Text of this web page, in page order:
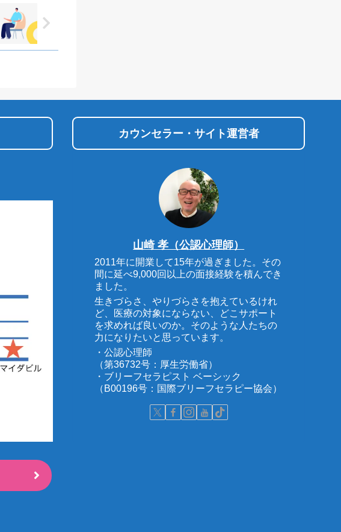
カウンセラー・サイト運営者
山崎 孝（公認心理師）
2011年に開業して15年が過ぎました。その
間に延べ9,000回以上の面接経験を積んでき
ました。
生きづらさ、やりづらさを抱えているけれ
ど、医療の対象にならない、どこサポート
を求めれば良いのか。そのような人たちの
力になりたいと思っています。
・公認心理師
（第36732号：厚生労働省）
・ブリーフセラピスト ベーシック
（B00196号：国際ブリーフセラピー協会）